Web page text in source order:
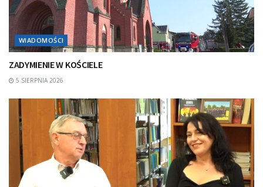
WIADOMOŚCI
ZADYMIENIE W KOŚCIELE
5 SIERPNIA 2026